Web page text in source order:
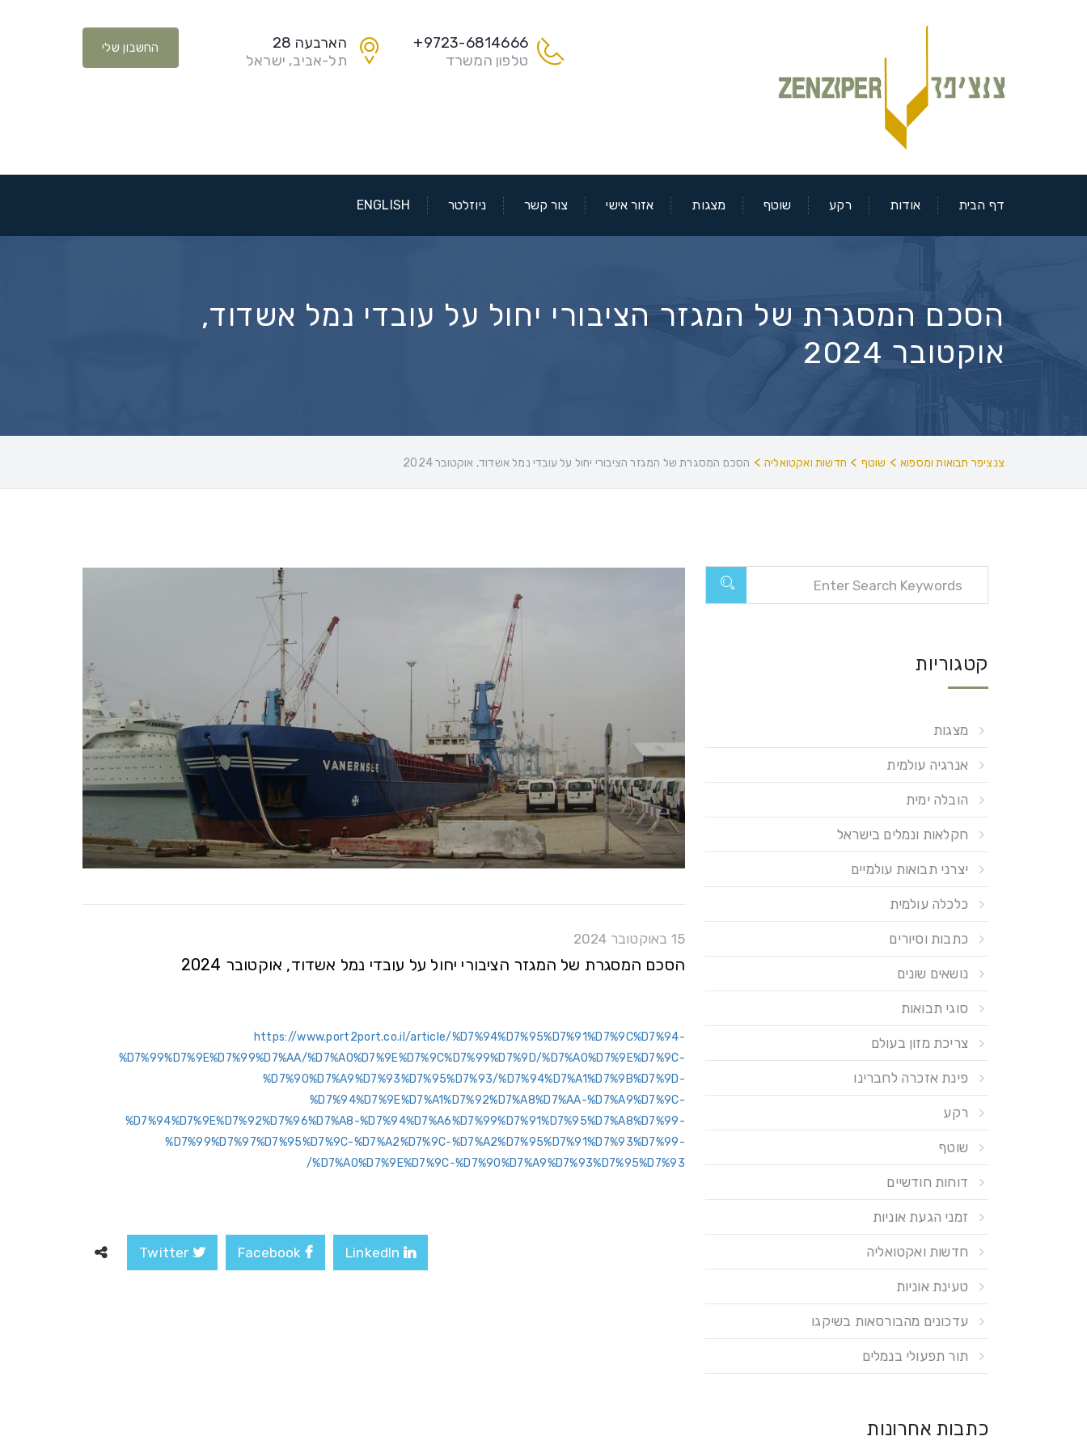
החשבון שלי
9723-6814666+
טלפון המשרד
הארבעה 28
תל-אביב, ישראל
דף הבית אודות רקע שוטף מצגות אזור אישי צור קשר ניוזלטר ENGLISH
הסכם המסגרת של המגזר הציבורי יחול על עובדי נמל אשדוד,
אוקטובר 2024
צנציפר תבואות ומספוא > שוטף > חדשות ואקטואליה > הסכם המסגרת של המגזר הציבורי יחול על עובדי נמל אשדוד, אוקטובר 2024
15 באוקטובר 2024
הסכם המסגרת של המגזר הציבורי יחול על עובדי נמל אשדוד, אוקטובר 2024
https://www.port2port.co.il/article/%D7%94%D7%95%D7%91%D7%9C%D7%94-
%D7%99%D7%9E%D7%99%D7%AA/%D7%A0%D7%9E%D7%9C%D7%99%D7%9D/%D7%A0%D7%9E%D7%9C-
%D7%90%D7%A9%D7%93%D7%95%D7%93/%D7%94%D7%A1%D7%9B%D7%9D-
%D7%94%D7%9E%D7%A1%D7%92%D7%A8%D7%AA-%D7%A9%D7%9C-
%D7%94%D7%9E%D7%92%D7%96%D7%A8-%D7%94%D7%A6%D7%99%D7%91%D7%95%D7%A8%D7%99-
%D7%99%D7%97%D7%95%D7%9C-%D7%A2%D7%9C-%D7%A2%D7%95%D7%91%D7%93%D7%99-
%D7%A0%D7%9E%D7%9C-%D7%90%D7%A9%D7%93%D7%95%D7%93/
קטגוריות
מצגות
אנרגיה עולמית
הובלה ימית
חקלאות ונמלים בישראל
יצרני תבואות עולמיים
כלכלה עולמית
כתבות וסיורים
נושאים שונים
סוגי תבואות
צריכת מזון בעולם
פינת אזכרה לחברינו
רקע
שוטף
דוחות חודשיים
זמני הגעת אוניות
חדשות ואקטואליה
טעינת אוניות
עדכונים מהבורסאות בשיקגו
תור תפעולי בנמלים
כתבות אחרונות